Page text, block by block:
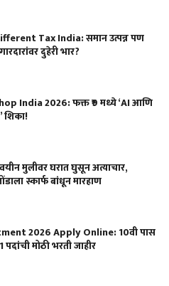
Tax India: समान उत्पन्न पण
दुहेरी भार?
India 2026: फक्त ₹9 मध्ये ‘AI आणि
शिका!
मुलीवर घरात घुसून अत्याचार,
स्कार्फ बांधून मारहाण
2026 Apply Online: 10वी पास
मोठी भरती जाहीर